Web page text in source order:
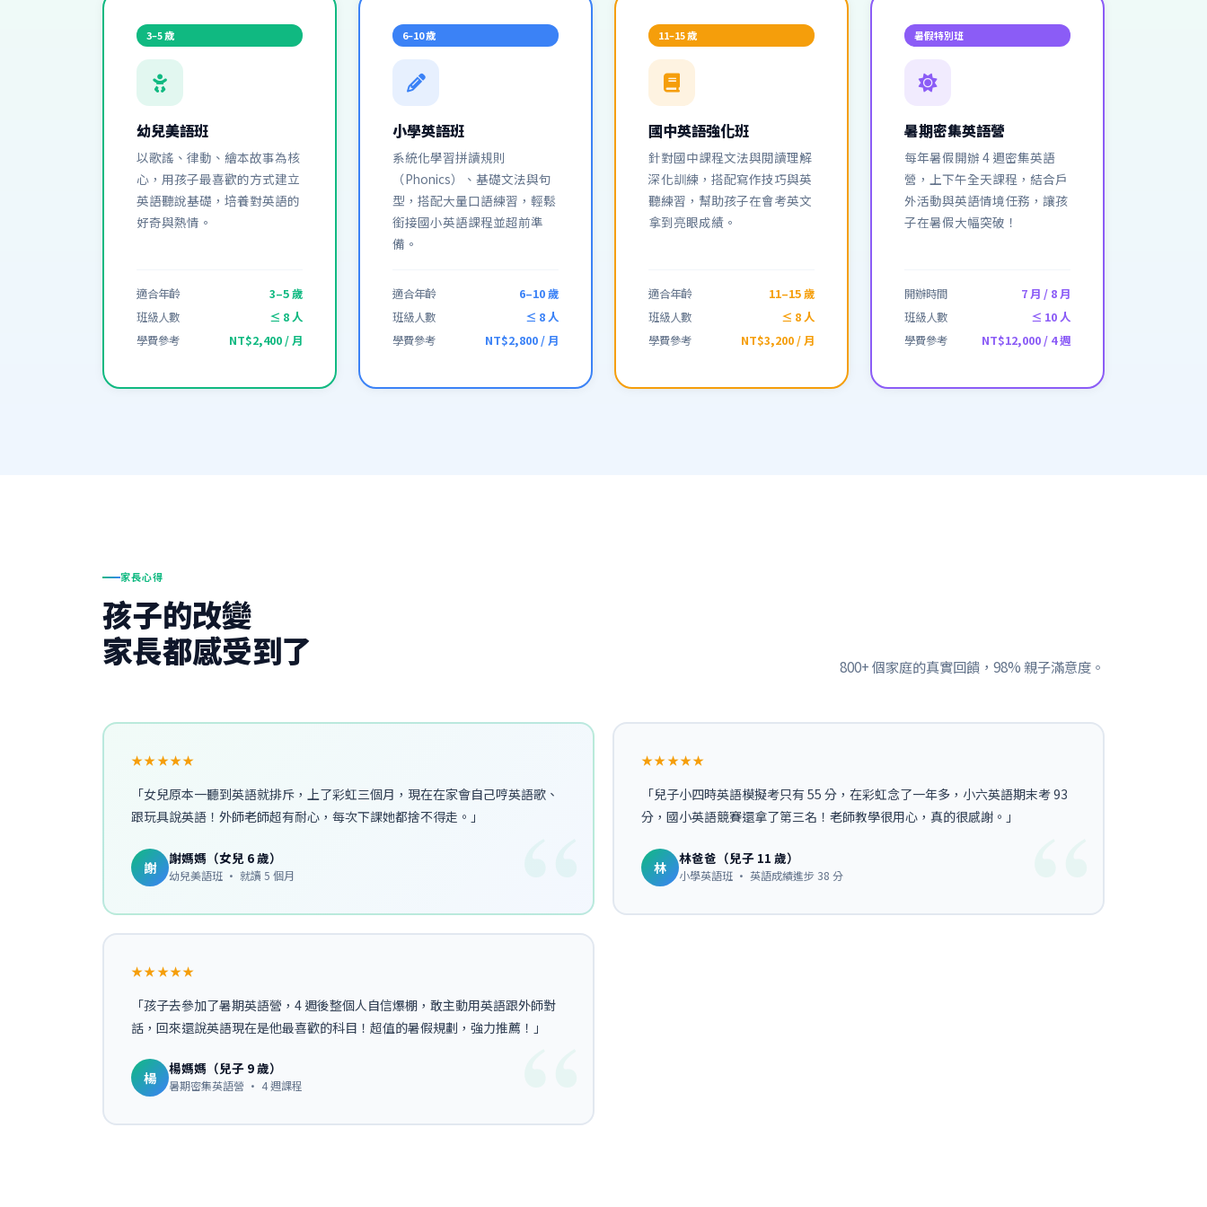
3–5 歲
幼兒美語班
以歌謠、律動、繪本故事為核
心，用孩子最喜歡的方式建立
英語聽說基礎，培養對英語的
好奇與熱情。
適合年齡
3–5 歲
班級人數
≤ 8 人
學費參考
NT$2,400 / 月
6–10 歲
小學英語班
系統化學習拼讀規則
（Phonics）、基礎文法與句
型，搭配大量口語練習，輕鬆
銜接國小英語課程並超前準
備。
適合年齡
6–10 歲
班級人數
≤ 8 人
學費參考
NT$2,800 / 月
11–15 歲
國中英語強化班
針對國中課程文法與閱讀理解
深化訓練，搭配寫作技巧與英
聽練習，幫助孩子在會考英文
拿到亮眼成績。
適合年齡
11–15 歲
班級人數
≤ 8 人
學費參考
NT$3,200 / 月
暑假特別班
暑期密集英語營
每年暑假開辦 4 週密集英語
營，上下午全天課程，結合戶
外活動與英語情境任務，讓孩
子在暑假大幅突破！
開辦時間
7 月 / 8 月
班級人數
≤ 10 人
學費參考
NT$12,000 / 4 週
家長心得
孩子的改變
家長都感受到了
800+ 個家庭的真實回饋，98% 親子滿意度。
★★★★★
「女兒原本一聽到英語就排斥，上了彩虹三個月，現在在家會自己哼英語歌、
跟玩具說英語！外師老師超有耐心，每次下課她都捨不得走。」
謝
謝媽媽（女兒 6 歲）
幼兒美語班 · 就讀 5 個月
★★★★★
「兒子小四時英語模擬考只有 55 分，在彩虹念了一年多，小六英語期末考 93
分，國小英語競賽還拿了第三名！老師教學很用心，真的很感謝。」
林
林爸爸（兒子 11 歲）
小學英語班 · 英語成績進步 38 分
★★★★★
「孩子去參加了暑期英語營，4 週後整個人自信爆棚，敢主動用英語跟外師對
話，回來還說英語現在是他最喜歡的科目！超值的暑假規劃，強力推薦！」
楊
楊媽媽（兒子 9 歲）
暑期密集英語營 · 4 週課程